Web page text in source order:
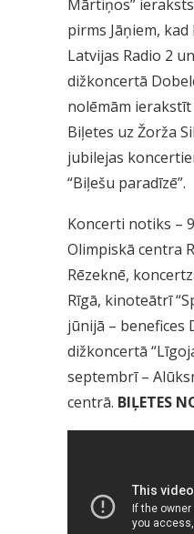
Mārtiņos”
pirms Jāņiem,
Latvijas Radio 2
dižkoncertā
nolēmām ierakstīt
Biļetes uz Žorža
jubilejas
“Biļešu paradīzē”.
Koncerti notiks –
Olimpiskā centra
Rēzeknē,
Rīgā, kinoteātrī
jūnijā – benefices
dižkoncertā
septembrī –
centrā. BIĻETES